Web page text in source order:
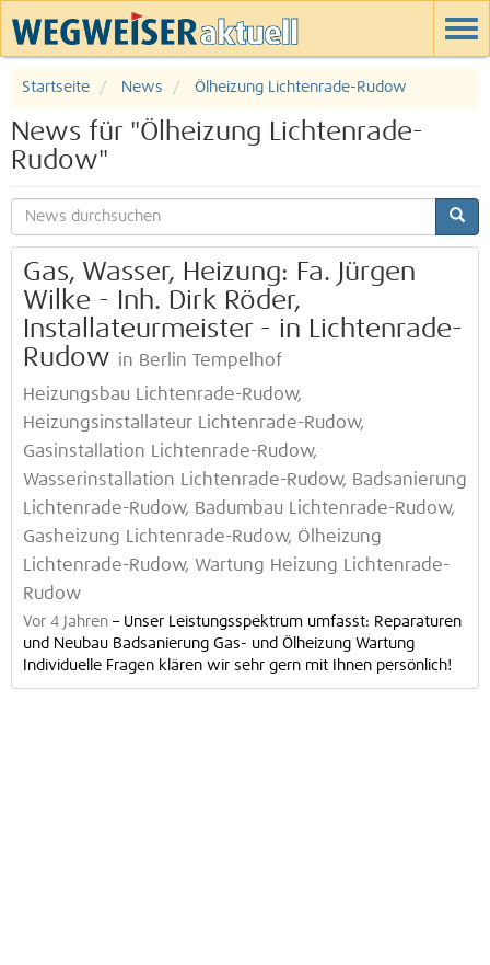
Startseite News Ölheizung Lichtenrade-Rudow
News für "Ölheizung Lichtenrade-
Rudow"
Gas, Wasser, Heizung: Fa. Jürgen
Wilke - Inh. Dirk Röder,
Installateurmeister - in Lichtenrade-
Rudow in Berlin Tempelhof
Heizungsbau Lichtenrade-Rudow,
Heizungsinstallateur Lichtenrade-Rudow,
Gasinstallation Lichtenrade-Rudow,
Wasserinstallation Lichtenrade-Rudow, Badsanierung
Lichtenrade-Rudow, Badumbau Lichtenrade-Rudow,
Gasheizung Lichtenrade-Rudow, Ölheizung
Lichtenrade-Rudow, Wartung Heizung Lichtenrade-
Rudow
Vor 4 Jahren – Unser Leistungsspektrum umfasst: Reparaturen
und Neubau Badsanierung Gas- und Ölheizung Wartung
Individuelle Fragen klären wir sehr gern mit Ihnen persönlich!